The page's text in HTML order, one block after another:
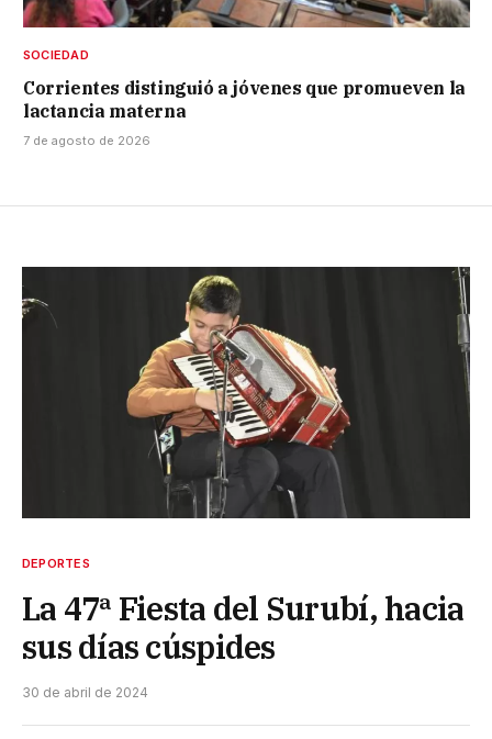
SOCIEDAD
Corrientes distinguió a jóvenes que promueven la
lactancia materna
7 de agosto de 2026
DEPORTES
La 47ª Fiesta del Surubí, hacia
sus días cúspides
30 de abril de 2024